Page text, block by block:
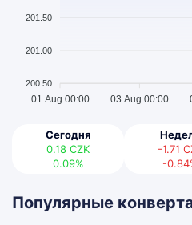
201.50
201.00
200.50
01 Aug 00:00 03 Aug 00:00
Сегодня
0.18 CZK
0.09%
-1.71
-
Популярные